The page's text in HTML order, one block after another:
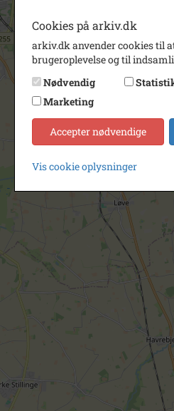
Cookies på arkiv.dk
arkiv.dk anvender cookies til
brugeroplevelse og til
Nødvendig
Marketing
Accepter nødvendige
Vis cookie oplysninger